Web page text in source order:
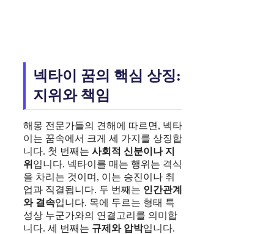
넥타이 꿈의 핵심 상징:
지위와 책임
해몽 전문가들의 견해에 따르면, 넥타
이는 꿈속에서 크게 세 가지를 상징합
니다. 첫 번째는 사회적 신분이나 지
위 입니다. 넥타이를 매는 행위는 격식
을 차리는 것이며, 이는 승진이나 취
업과 직결됩니다. 두 번째는 인간관계
와 결속입니다. 목에 두르는 형태 특
성상 누군가와의 연결고리를 의미합
니다. 세 번째는 규제와 압박입니다.